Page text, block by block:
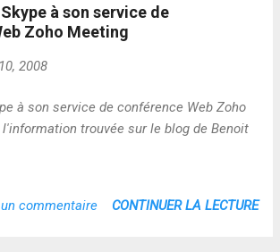
à son service de
Zoho Meeting
2008
à son service de conférence Web Zoho
trouvée sur le blog de Benoit
commentaire CONTINUER LA LECTURE